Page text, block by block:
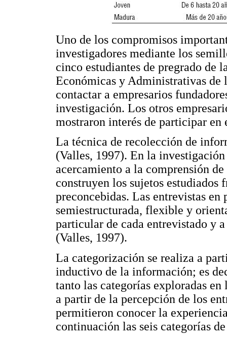
Uno de los compromisos
investigadores mediante los
cinco estudiantes de pregrado de
Económicas y Administrativas de
contactar a empresarios
investigación. Los otros
mostraron interés de participar en
La técnica de recolección de
(Valles, 1997). En la
acercamiento a la comprensión
construyen los sujetos
preconcebidas. Las entrevistas
semiestructurada, flexible y
particular de cada entrevistado y
(Valles, 1997).
La categorización se realiza a
inductivo de la información; es
tanto las categorías exploradas
a partir de la percepción de los
permitieron conocer la
continuación las seis categorías